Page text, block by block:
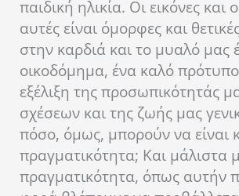
παιδική ηλικία. Οι εικόνες και
αυτές είναι όμορφες και
στην καρδιά και το μυαλό μας
οικοδόμημα, ένα καλό
εξέλιξη της προσωπικότητάς
σχέσεων και της ζωής μας
πόσο, όμως, μπορούν να είναι
πραγματικότητα; Και μάλιστα
πραγματικότητα, όπως αυτήν